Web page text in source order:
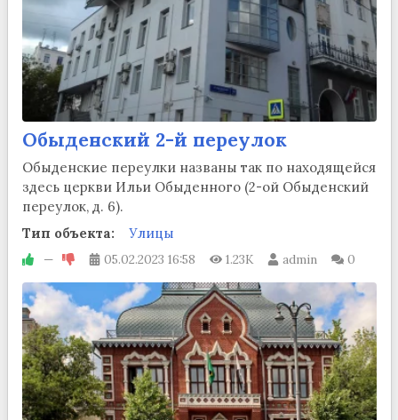
Обыденский 2-й переулок
Обыденские переулки названы так по находящейся
здесь церкви Ильи Обыденного (2-ой Обыденский
переулок, д. 6).
Тип объекта:
Улицы
— 05.02.2023 16:58 1.23K admin 0